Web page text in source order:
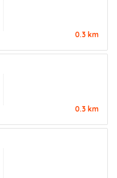
0.3 km
0.3 km